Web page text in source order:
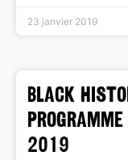
23 janvier 2019
BLACK
2019